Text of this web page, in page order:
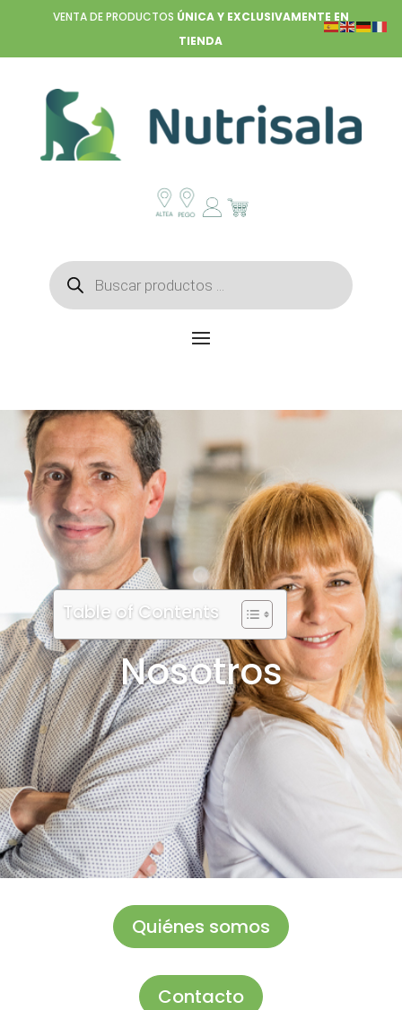
VENTA DE PRODUCTOS ÚNICA Y EXCLUSIVAMENTE EN
TIENDA
Búsqueda
de
productos
Table of Contents
Nosotros
Quiénes somos
Contacto